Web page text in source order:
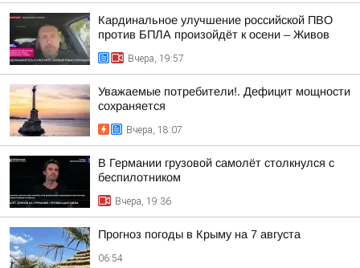
Кардинальное улучшение российской ПВО
против БПЛА произойдёт к осени – Живов
Вчера, 19:57
Уважаемые потребители!. Дефицит мощности
сохраняется
Вчера, 18:07
В Германии грузовой самолёт столкнулся с
беспилотником
Вчера, 19:36
Прогноз погоды в Крыму на 7 августа
06:54